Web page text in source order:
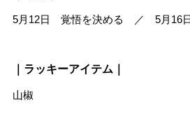
5月12日 覚悟を決める ／ 5月16
｜ラッキーアイテム｜
山椒